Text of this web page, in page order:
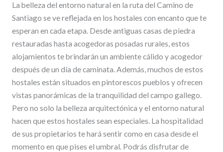
La belleza del entorno natural en la ruta del Camino de
Santiago se ve reflejada en los hostales con encanto que te
esperan en cada etapa. Desde antiguas casas de piedra
restauradas hasta acogedoras posadas rurales, estos
alojamientos te brindarán un ambiente cálido y acogedor
después de un día de caminata. Además, muchos de estos
hostales están situados en pintorescos pueblos y ofrecen
vistas panorámicas de la tranquilidad del campo gallego.
Pero no solo la belleza arquitectónica y el entorno natural
hacen que estos hostales sean especiales. La hospitalidad
de sus propietarios te hará sentir como en casa desde el
momento en que pises el umbral. Podrás disfrutar de